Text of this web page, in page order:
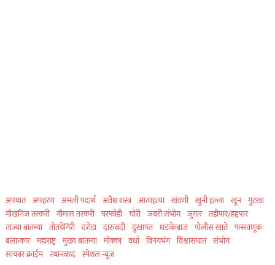
अपघात अपहरण अंमली पदार्थ अवैध शस्त्र आत्महत्या खंडणी खुनी हल्ला खून गुटखा
गौखनिज तस्करी गौमास तस्करी घरफोडी चोरी जबरी संभोग जुगार तडीपार/हद्दपार
ताज्या बातम्या तोतयेगिरी दरोडा दारुबंदी दुखापत धडाकेबाज पोलीस खाते फसवणूक
बलात्कार महाराष्ट्र मुख्य बातम्या मोक्का वर्धा विनयभंग विश्वासघात संभोग
सायबर क्राईम स्थानबध्द स्पेशल न्यूज